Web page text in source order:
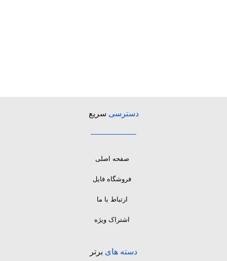
دسترسی سریع
صفحه اصلی
فروشگاه فایل
ارتباط با ما
اشتراک ویژه
دسته های برتر